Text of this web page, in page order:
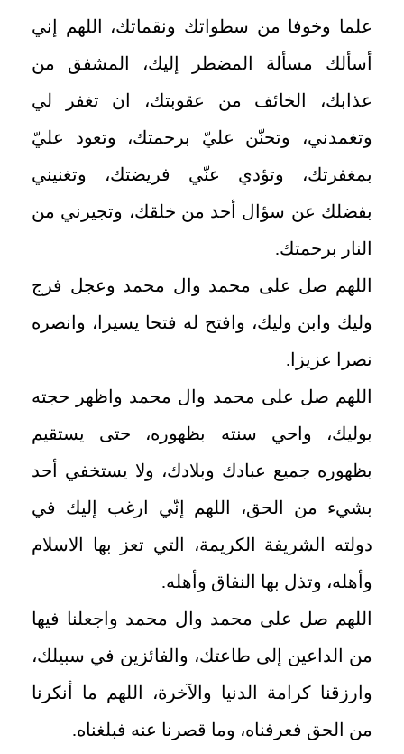
علما وخوفا من سطواتك ونقماتك، اللهم إني
أسألك مسألة المضطر إليك، المشفق من
عذابك، الخائف من عقوبتك، ان تغفر لي
وتغمدني، وتحنّن عليّ برحمتك، وتعود عليّ
بمغفرتك، وتؤدي عنّي فريضتك، وتغنيني
بفضلك عن سؤال أحد من خلقك، وتجيرني من
النار برحمتك.
اللهم صل على محمد وال محمد وعجل فرج
وليك وابن وليك، وافتح له فتحا يسيرا، وانصره
نصرا عزيزا .
اللهم صل على محمد وال محمد واظهر حجته
بوليك، واحي سنته بظهوره، حتى يستقيم
بظهوره جميع عبادك وبلادك، ولا يستخفي أحد
بشيء من الحق، اللهم إنّي ارغب إليك في
دولته الشريفة الكريمة، التي تعز بها الاسلام
وأهله، وتذل بها النفاق وأهله.
اللهم صل على محمد وال محمد واجعلنا فيها
من الداعين إلى طاعتك، والفائزين في سبيلك،
وارزقنا كرامة الدنيا والآخرة، اللهم ما أنكرنا
من الحق فعرفناه، وما قصرنا عنه فبلغناه.